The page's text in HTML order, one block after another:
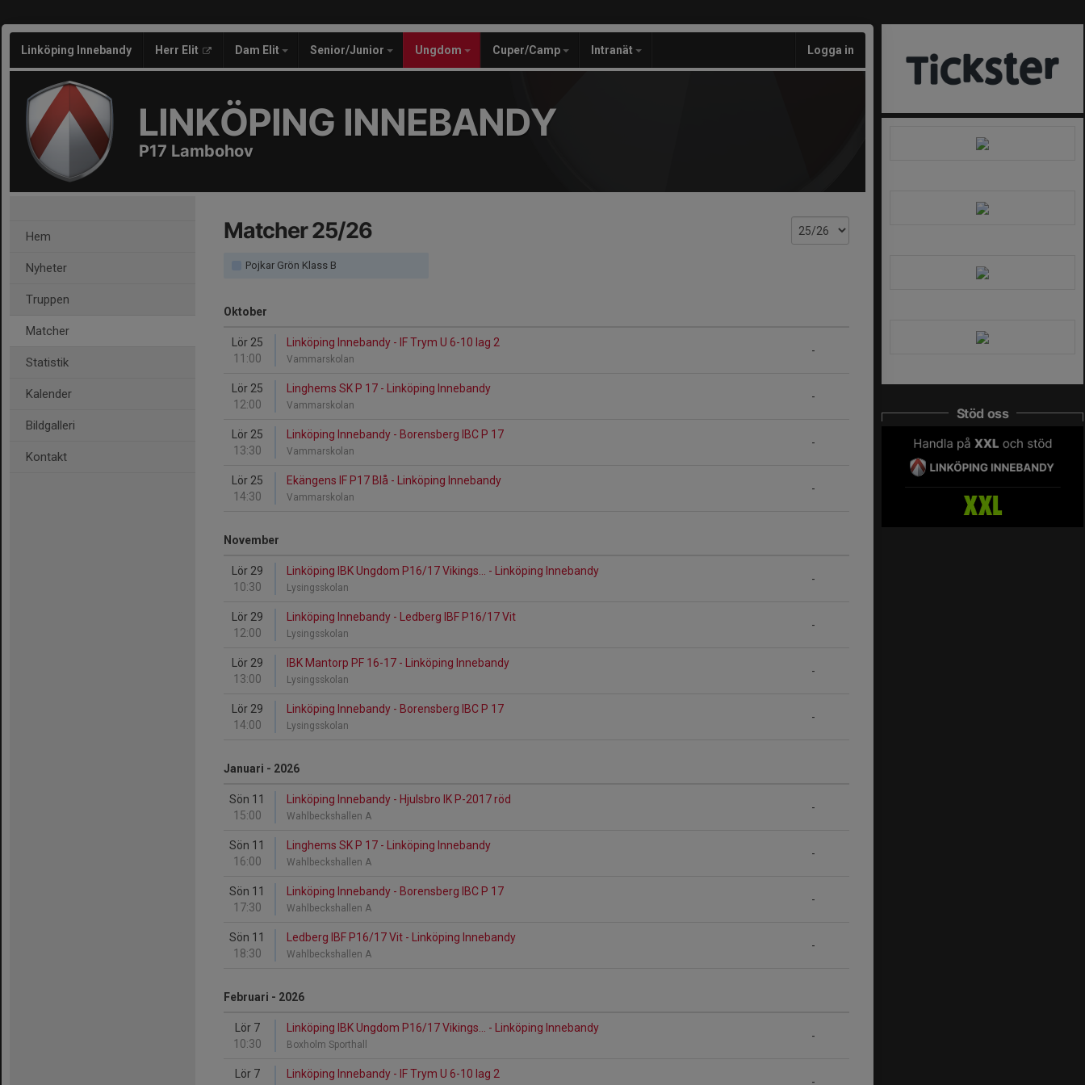
Linköping Innebandy Herr Elit Dam Elit Senior/Junior Ungdom Cuper/Camp Intranät Logga in
LINKÖPING INNEBANDY
P17 Lambohov
Hem
Nyheter
Truppen
Matcher
Statistik
Kalender
Bildgalleri
Kontakt
Matcher 25/26
Pojkar Grön Klass B
Oktober
Lör 25
11:00
-
Linköping Innebandy - IF Trym U 6-10 lag 2
Vammarskolan
Lör 25
12:00
-
Linghems SK P 17 - Linköping Innebandy
Vammarskolan
Lör 25
13:30
-
Linköping Innebandy - Borensberg IBC P 17
Vammarskolan
Lör 25
14:30
-
Ekängens IF P17 Blå - Linköping Innebandy
Vammarskolan
November
Lör 29
10:30
-
Linköping IBK Ungdom P16/17 Vikings... - Linköping Innebandy
Lysingsskolan
Lör 29
12:00
-
Linköping Innebandy - Ledberg IBF P16/17 Vit
Lysingsskolan
Lör 29
13:00
-
IBK Mantorp PF 16-17 - Linköping Innebandy
Lysingsskolan
Lör 29
14:00
-
Linköping Innebandy - Borensberg IBC P 17
Lysingsskolan
Januari - 2026
Sön 11
15:00
-
Linköping Innebandy - Hjulsbro IK P-2017 röd
Wahlbeckshallen A
Sön 11
16:00
-
Linghems SK P 17 - Linköping Innebandy
Wahlbeckshallen A
Sön 11
17:30
-
Linköping Innebandy - Borensberg IBC P 17
Wahlbeckshallen A
Sön 11
18:30
-
Ledberg IBF P16/17 Vit - Linköping Innebandy
Wahlbeckshallen A
Februari - 2026
Lör 7
10:30
-
Linköping IBK Ungdom P16/17 Vikings... - Linköping Innebandy
Boxholm Sporthall
Lör 7
-
Linköping Innebandy - IF Trym U 6-10 lag 2
Stöd oss